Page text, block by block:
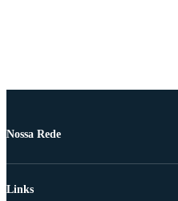
Nossa Rede
Links